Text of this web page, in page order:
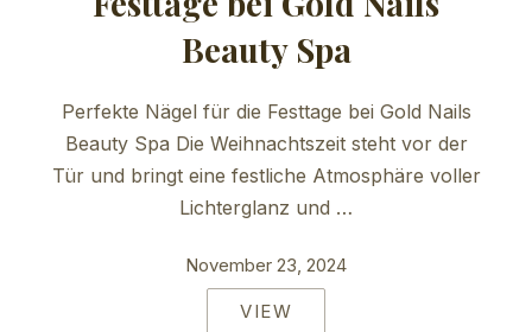
Beauty Spa
Perfekte Nägel für die Festtage bei Gold Nails
Beauty Spa Die Weihnachtszeit steht vor der
Tür und bringt eine festliche Atmosphäre voller
Lichterglanz und …
November 23, 2024
VIEW